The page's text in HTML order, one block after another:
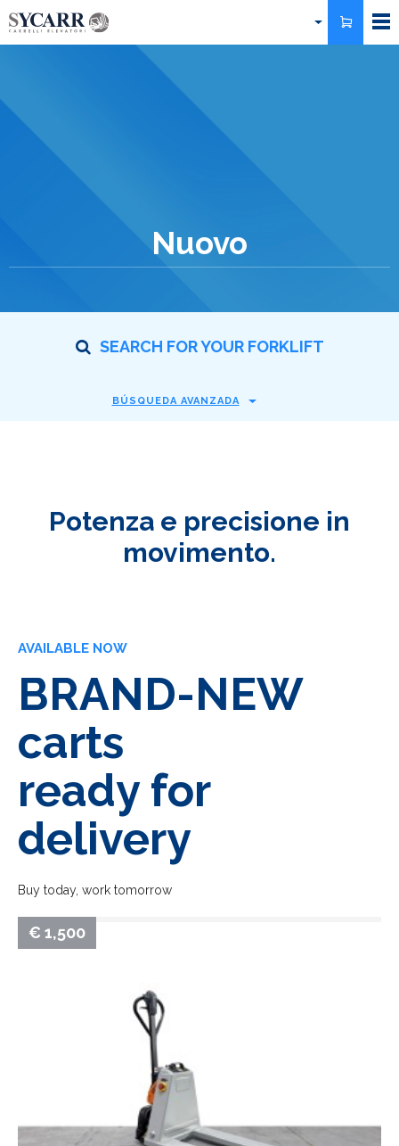
Pasar
al
Nuovo
SEARCH FOR YOUR FORKLIFT
BÚSQUEDA AVANZADA
Potenza e precisione in
movimento.
AVAILABLE NOW
BRAND-NEW
carts
ready for
delivery
Buy today, work tomorrow
€ 1,500